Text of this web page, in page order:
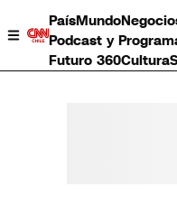
PaísMundo
Podcast y
Futuro 360Cultura